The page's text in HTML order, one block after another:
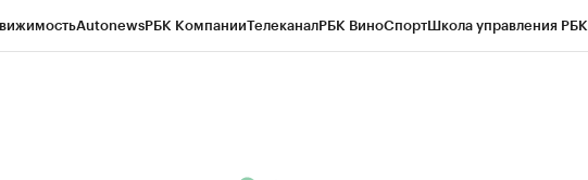
AutonewsРБК КомпанииТелеканалРБК ВиноСпортШкола управления РБК